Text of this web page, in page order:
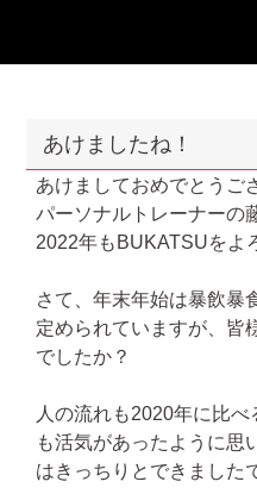
あけましたね！
あけましておめでとうご
パーソナルトレーナーの
2022年もBUKATSUをよ
さて、年末年始は暴飲暴
定められていますが、皆
でしたか？
人の流れも2020年に比
も活気があったように思
はきっちりとできました